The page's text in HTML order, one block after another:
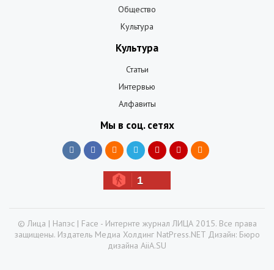
Общество
Культура
Культура
Статьи
Интервью
Алфавиты
Мы в соц. сетях
1
© Лица | Напэс | Face - Интернте журнал ЛИЦА 2015. Все права
защищены. Издатель Медиа Холдинг NatPress.NET Дизайн: Бюро
дизайна AiiA.SU